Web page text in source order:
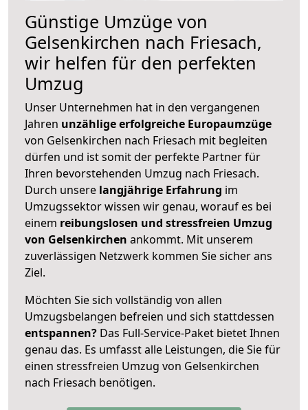
Günstige Umzüge von
Gelsenkirchen nach Friesach,
wir helfen für den perfekten
Umzug
Unser Unternehmen hat in den vergangenen
Jahren unzählige erfolgreiche Europaumzüge
von Gelsenkirchen nach Friesach mit begleiten
dürfen und ist somit der perfekte Partner für
Ihren bevorstehenden Umzug nach Friesach.
Durch unsere langjährige Erfahrung im
Umzugssektor wissen wir genau, worauf es bei
einem reibungslosen und stressfreien Umzug
von Gelsenkirchen ankommt. Mit unserem
zuverlässigen Netzwerk kommen Sie sicher ans
Ziel.
Möchten Sie sich vollständig von allen
Umzugsbelangen befreien und sich stattdessen
entspannen? Das Full-Service-Paket bietet Ihnen
genau das. Es umfasst alle Leistungen, die Sie für
einen stressfreien Umzug von Gelsenkirchen
nach Friesach benötigen.